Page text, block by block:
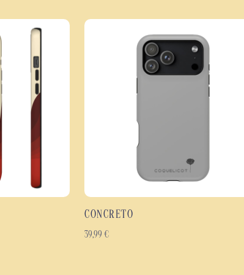
souple afin d'absorber les chocs,
l'usure.
L'impression haute définition
finesse du motif et la profondeur
durable et une prise en main
Les points forts de la coque
Coque de protection
Protection efficace contre
Motif panthère inspiré des
Matériaux résistants
CONCRETO
39,99 €